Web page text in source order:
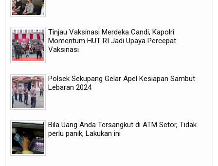
Tinjau Vaksinasi Merdeka Candi, Kapolri:
Momentum HUT RI Jadi Upaya Percepat
Vaksinasi
Polsek Sekupang Gelar Apel Kesiapan Sambut
Lebaran 2024
Bila Uang Anda Tersangkut di ATM Setor, Tidak
perlu panik, Lakukan ini